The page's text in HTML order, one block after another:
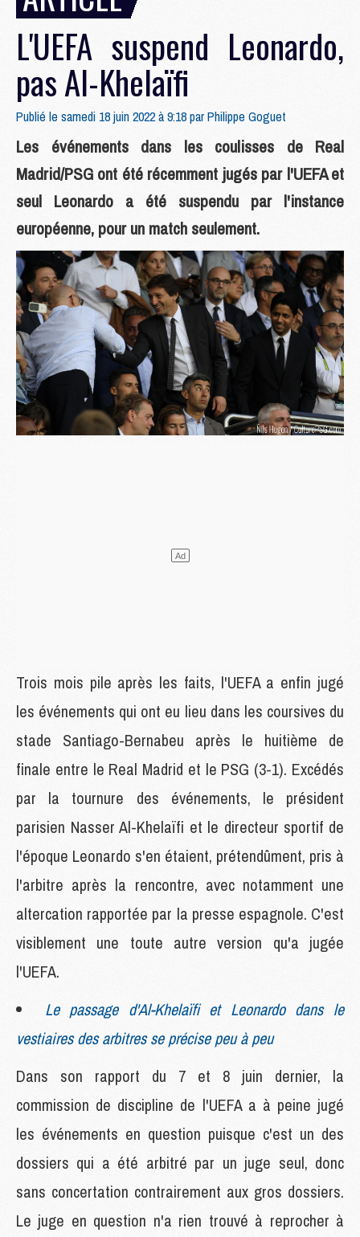
L'UEFA suspend Leonardo,
pas Al-Khelaïfi
Publié le samedi 18 juin 2022 à 9:18 parPhilippe Goguet
Les événements dans les coulisses de Real
Madrid/PSG ont été récemment jugés par l'UEFA et
seul Leonardo a été suspendu par l'instance
européenne, pour un match seulement.
Trois mois pile après les faits, l'UEFA a enfin jugé
les événements qui ont eu lieu dans les coursives du
stade Santiago-Bernabeu après le huitième de
finale entre le Real Madrid et le PSG (3-1). Excédés
par la tournure des événements, le président
parisien Nasser Al-Khelaïfi et le directeur sportif de
l'époque Leonardo s'en étaient, prétendûment, pris à
l'arbitre après la rencontre, avec notamment une
altercation rapportée par la presse espagnole. C'est
visiblement une toute autre version qu'a jugée
l'UEFA.
Le passage d'Al-Khelaïfi et Leonardo dans le
vestiaires des arbitres se précise peu à peu
Dans son rapport du 7 et 8 juin dernier, la
commission de discipline de l'UEFA a à peine jugé
les événements en question puisque c'est un des
dossiers qui a été arbitré par un juge seul, donc
sans concertation contrairement aux gros dossiers.
Le juge en question n'a rien trouvé à reprocher à